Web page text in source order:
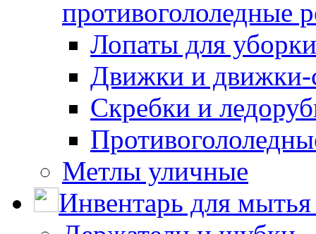
противогололедные
Лопаты для
Движки и движки-
Скребки и
Метлы уличные
Инвентарь для мытья